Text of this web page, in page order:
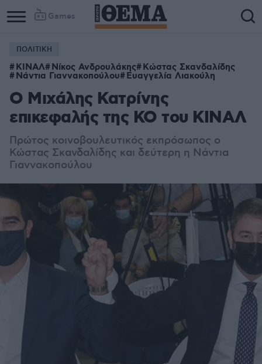
Games
ΠΟΛΙΤΙΚΗ
ΚΙΝΑΛ Νίκος Ανδρουλάκης Κώστας Σκανδαλίδης
Νάντια Γιαννακοπούλου Ευαγγελία Λιακούλη
Ο Μιχάλης Κατρίνης
επικεφαλής της ΚΟ του ΚΙΝΑΛ
Πρώτος κοινοβουλευτικός εκπρόσωπος ο
Κώστας Σκανδαλίδης και δεύτερη η Νάντια
Γιαννακοπούλου